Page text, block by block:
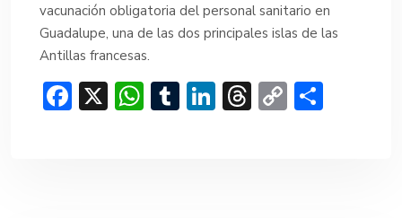
vacunación obligatoria del personal sanitario en
Guadalupe, una de las dos principales islas de las
Antillas francesas.
F X W T Li T C